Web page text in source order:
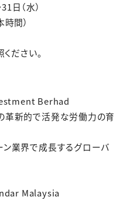
日（水）
間）
ださい。
Berhad
革新的で活発な労働力の育
ン業界で成長するグローバ
Malaysia